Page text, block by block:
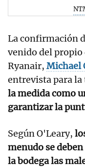
La confirmación
venido del
Ryanair, Michael
entrevista para
la medida como
garantizar la
Según O'Leary,
menudo se
la bodega las